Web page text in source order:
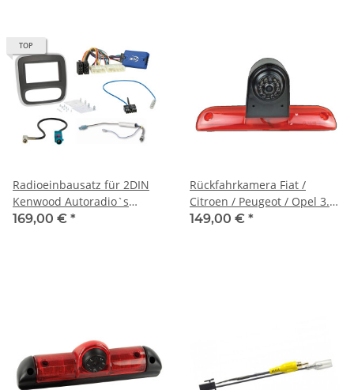
TOP
Radioeinbausatz für 2DIN
Kenwood Autoradio`s
Renault Trafic Bj. 2020
169,00 € *
Rückfahrkamera Fiat /
Citroen / Peugeot / Opel 3.
Bremsleuchte
149,00 € *